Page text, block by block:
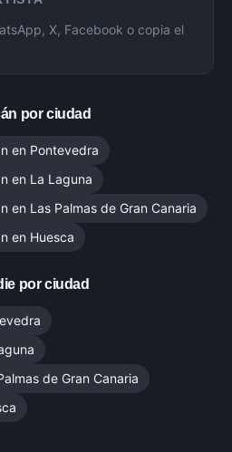
X, Facebook o copia el
por ciudad
en Pontevedra
en La Laguna
en Las Palmas de Gran Canaria
en Huesca
por ciudad
de Gran Canaria